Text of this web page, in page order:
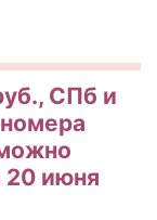
СПб и
20 июня